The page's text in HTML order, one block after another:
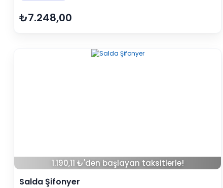
₺7.248,00
1.190,11 ₺'den başlayan taksitlerle!
Salda Şifonyer